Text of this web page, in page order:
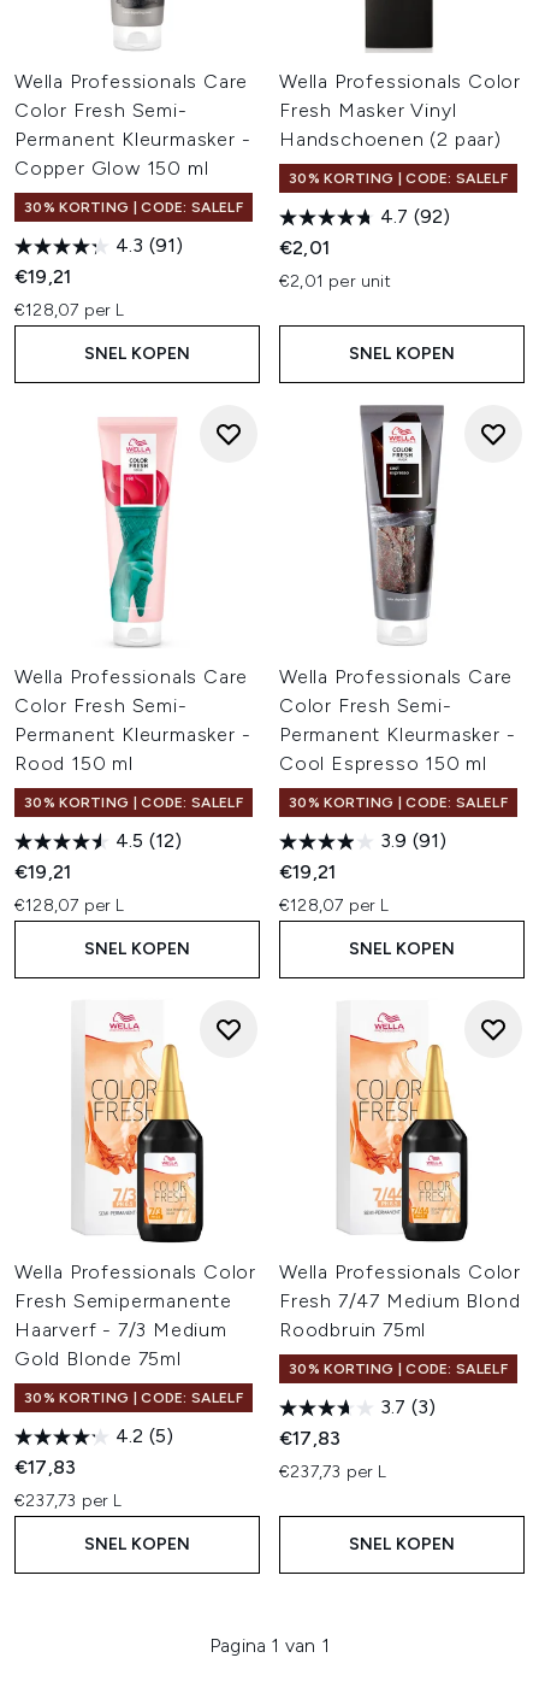
Wella Professionals Care
Color Fresh Semi-
Permanent Kleurmasker -
Copper Glow 150 ml
30% KORTING | CODE: SALELF
4.3 (91)
€19,21
€128,07 per L
SNEL KOPEN
Wella Professionals Color
Fresh Masker Vinyl
Handschoenen (2 paar)
30% KORTING | CODE: SALELF
4.7 (92)
€2,01
€2,01 per unit
SNEL KOPEN
Wella Professionals Care
Color Fresh Semi-
Permanent Kleurmasker -
Rood 150 ml
30% KORTING | CODE: SALELF
4.5 (12)
€19,21
€128,07 per L
SNEL KOPEN
Wella Professionals Care
Color Fresh Semi-
Permanent Kleurmasker -
Cool Espresso 150 ml
30% KORTING | CODE: SALELF
3.9 (91)
€19,21
€128,07 per L
SNEL KOPEN
Wella Professionals Color
Fresh Semipermanente
Haarverf - 7/3 Medium
Gold Blonde 75ml
30% KORTING | CODE: SALELF
4.2 (5)
€17,83
€237,73 per L
SNEL KOPEN
Wella Professionals Color
Fresh 7/47 Medium Blond
Roodbruin 75ml
30% KORTING | CODE: SALELF
3.7 (3)
€17,83
€237,73 per L
SNEL KOPEN
Pagina 1 van 1